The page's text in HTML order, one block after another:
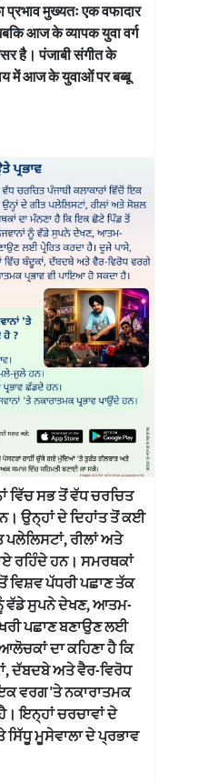
मुख्यतः एक वफादार
आज के व्यापक युवा वर्ग
है। पंजाबी संगीत के
में आज के युवाओं पर बब्बू
ਵਿੱਚ ਸਭ ਤੋਂ ਵੱਧ ਚਰਚਿਤ
ਉਨ੍ਹਾਂ ਦੇ ਦਿਹਾਂਤ ਤੋਂ ਕਈ
ਪਲੇਲਿਸਟਾਂ, ਰੀਲਾਂ ਅਤੇ
ਰਹਿੰਦੇ ਹਨ। ਸਮਰਥਕਾਂ
ਵਿਸ਼ਵ ਪੱਧਰੀ ਪਛਾਣ ਤੱਕ
ਵੱਡੇ ਸੁਪਨੇ ਦੇਖਣ, ਆਤਮ-
ਪਛਾਣ ਬਣਾਉਣ ਲਈ
ਦਾ ਕਹਿਣਾ ਹੈ ਕਿ
ਦੱਬਦਬੇ ਅਤੇ ਵੈਰ-ਵਿਰੋਧ
ਵਰਗ 'ਤੇ ਨਕਾਰਾਤਮਕ
ਇਨ੍ਹਾਂ ਚਰਚਾਵਾਂ ਦੇ
ਮੂਸੇਵਾਲਾ ਦੇ ਪ੍ਰਭਾਵ